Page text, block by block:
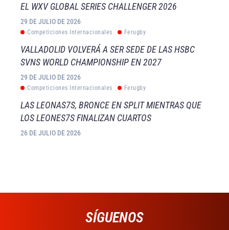
EL WXV GLOBAL SERIES CHALLENGER 2026
29 DE JULIO DE 2026
Competiciones Internacionales Ferugby
VALLADOLID VOLVERÁ A SER SEDE DE LAS HSBC
SVNS WORLD CHAMPIONSHIP EN 2027
29 DE JULIO DE 2026
Competiciones Internacionales Ferugby
LAS LEONAS7S, BRONCE EN SPLIT MIENTRAS QUE
LOS LEONES7S FINALIZAN CUARTOS
26 DE JULIO DE 2026
SÍGUENOS